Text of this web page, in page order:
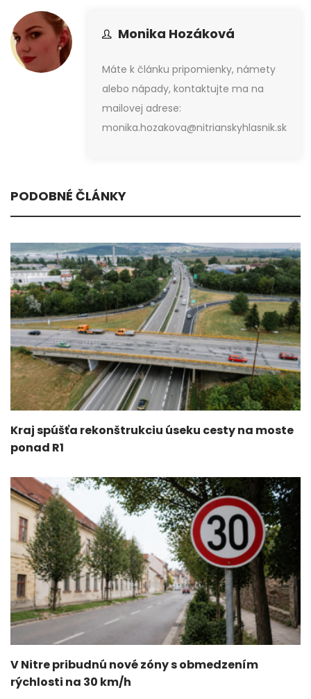
Monika Hozáková
Máte k článku pripomienky, námety
alebo nápady, kontaktujte ma na
mailovej adrese:
monika.hozakova@nitrianskyhlasnik.sk
PODOBNÉ ČLÁNKY
Kraj spúšťa rekonštrukciu úseku cesty na moste
ponad R1
V Nitre pribudnú nové zóny s obmedzením
rýchlosti na 30 km/h